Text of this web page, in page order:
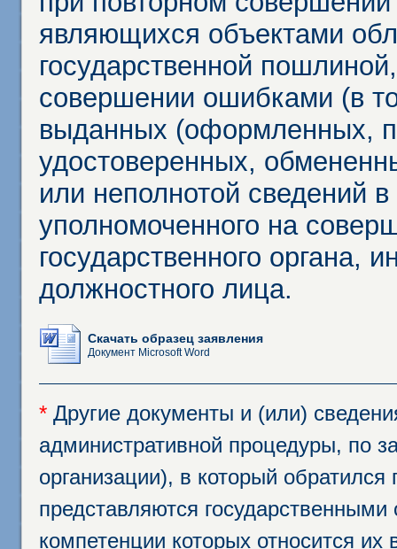
являющихся объектами
государственной
совершении ошибками (в
выданных (оформленных,
удостоверенных,
или неполнотой сведений
уполномоченного на
государственного органа,
должностного лица.
Скачать образец заявления
Документ Microsoft Word
* Другие документы и (или)
административной процедуры, по
организации), в который
представляются
компетенции которых относится